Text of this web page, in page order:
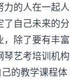
的人在一起人
了自己未来的分
，除了要有丰富
琴艺考培训机构
的教学课程体